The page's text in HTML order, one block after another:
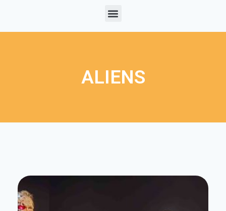
ALIENS